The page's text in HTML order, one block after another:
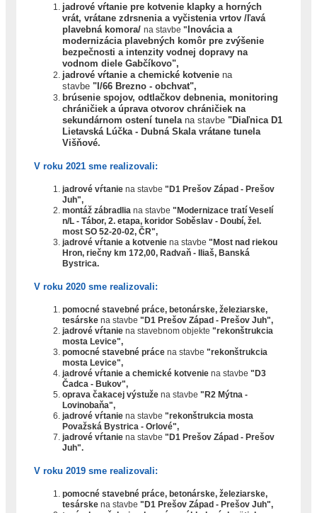
jadrové vŕtanie pre kotvenie klapky a horných
vrát, vrátane zdrsnenia a vyčistenia vrtov /ľavá
plavebná komora/ na stavbe "Inovácia a
modernizácia plavebných komôr pre zvýšenie
bezpečnosti a intenzity vodnej dopravy na
vodnom diele Gabčíkovo",
jadrové vŕtanie a chemické kotvenie na
stavbe "I/66 Brezno - obchvat",
brúsenie spojov, odtlačkov debnenia, monitoring
chráničiek a úprava otvorov chráničiek na
sekundárnom ostení tunela na stavbe "Diaľnica D1
Lietavská Lúčka - Dubná Skala vrátane tunela
Višňové.
V roku 2021 sme realizovali:
jadrové vŕtanie na stavbe "D1 Prešov Západ - Prešov
Juh",
montáž zábradlia na stavbe "Modernizace tratí Veselí
n/L - Tábor, 2. etapa, koridor Soběslav - Doubí, žel.
most SO 52-20-02, ČR",
jadrové vŕtanie a kotvenie na stavbe "Most nad riekou
Hron, riečny km 172,00, Radvaň - Iliaš, Banská
Bystrica.
V roku 2020 sme realizovali:
pomocné stavebné práce, betonárske, železiarske,
tesárske na stavbe "D1 Prešov Západ - Prešov Juh",
jadrové vŕtanie na stavebnom objekte "rekonštrukcia
mosta Levice",
pomocné stavebné práce na stavbe "rekonštrukcia
mosta Levice",
jadrové vŕtanie a chemické kotvenie na stavbe "D3
Čadca - Bukov",
oprava čakacej výstuže na stavbe "R2 Mýtna -
Lovinobaňa",
jadrové vŕtanie na stavbe "rekonštrukcia mosta
Považská Bystrica - Orlové",
jadrové vŕtanie na stavbe "D1 Prešov Západ - Prešov
Juh".
V roku 2019 sme realizovali:
pomocné stavebné práce, betonárske, železiarske,
tesárske na stavbe "D1 Prešov Západ - Prešov Juh",